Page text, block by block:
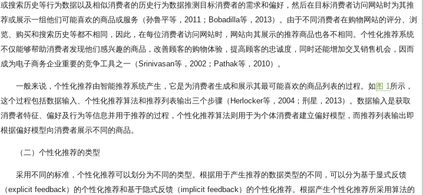
或搜索历史等行为数据以及相似消费者的历史行为数据推测目标消费者的需求和偏好，然后在目标消费者访问网站时为其推
荐或展示一组他们可能喜欢的商品或服务（孙鲁平等，2011；Bobadilla等，2013）。由于不同消费者在购物网站的评分、浏
览、购买和搜索历史等都不相同，因此，在每位消费者访问网站时，网站向其展示的推荐商品也各不相同。个性化推荐系统
不仅能够帮助消费者发现他们感兴趣的商品，改善顾客的购物体验，提高顾客的忠诚度，同时还能增加交叉销售机会，因而
成为电子商务企业重要的竞争工具之一（Srinivasan等，2002；Pathak等，2010）。
一般来说，个性化推荐由智能推荐系统产生，它是为消费者生成和展示其最可能喜欢的商品列表的过程。如 图 1所示，
这个过程包括数据输入、个性化推荐算法和推荐列表输出三个步骤（Herlocker等，2004；刑星，2013）。数据输入是获取
消费者特征、偏好及行为等信息并用于推荐的过程，个性化推荐算法则用于为个体消费者建立偏好模型，而推荐列表输出即
根据偏好模型向消费者展示不同的商品。
（二）个性化推荐的类型
采用不同的标准，个性化推荐可以划分为不同的类型。根据用于产生推荐的数据类型的不同，可以分为基于显式反馈
（explicit feedback）的个性化推荐和基于隐式反馈（implicit feedback）的个性化推荐。根据产生个性化推荐所采用算法的